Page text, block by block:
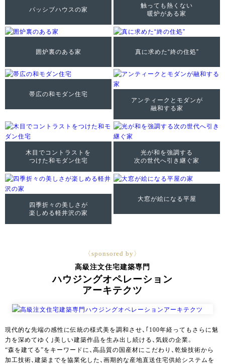
パッシブハウスの家
触っても熱くない
暖炉がある家
囲炉裏のある家 真に求めた“終の住処”
帯広の和モダン住宅
アンティークとモダンが
融和する家
木目でコントラストを
つけた和モダン住宅
光が和を強調する
次の世代へ引き継ぐ家
四季折々の美しさが
楽しめる軽井沢の家
大窓が絵になる平屋
〈sponsored by〉
高級注文住宅建築専門
ハウジングオペレーション
アーキテクツ
現代的な先端の感性に伝統の様式美を調和させ、｢100年経ってもさらに魅
力を深めてゆく｣美しい建築作品を生み出し続ける、気鋭の企業。
“森を建てる”をキーワードに、高品質の国産材にこだわり、乾燥技術から
加工技術、建築までを協業化した、画期的な産地直送住宅供給システムを